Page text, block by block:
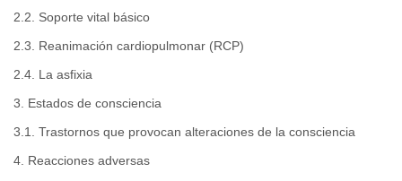
2.2. Soporte vital básico
2.3. Reanimación cardiopulmonar (RCP)
2.4. La asfixia
3. Estados de consciencia
3.1. Trastornos que provocan alteraciones de la consciencia
4. Reacciones adversas